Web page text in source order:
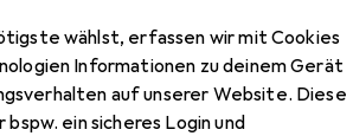
wählst, erfassen wir mit Cookies
Informationen zu deinem Gerät
auf unserer Website. Diese
bspw. ein sicheres Login und
EUR
206,94
Vicco Eckunterschrank R-Line
86 x 60 x 81.60 cm